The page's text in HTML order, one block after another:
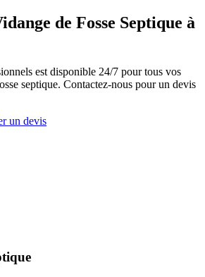
de Fosse Septique à
est disponible 24/7 pour tous vos
septique. Contactez-nous pour un devis
un devis